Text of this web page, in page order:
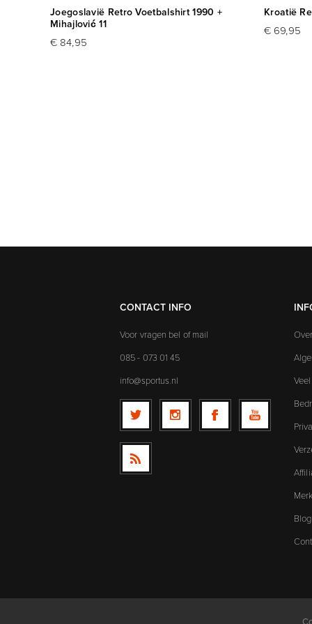
Joegoslavië Retro Voetbalshirt 1990 +
Mihajlović 11
€ 84,95
Kroatië
€ 69,95
CONTACT INFO
Voor vragen bel of mail
085 - 073 01 45
info@sportus.nl
Blog